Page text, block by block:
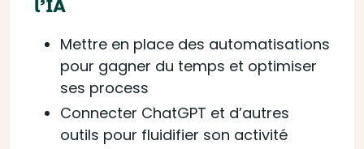
l’IA
Mettre en place des automatisations
pour gagner du temps et optimiser
ses process
Connecter ChatGPT et d’autres
outils pour fluidifier son activité